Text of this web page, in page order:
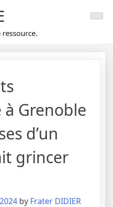
Grenoble
d’un
grincer
by Frater DIDIER